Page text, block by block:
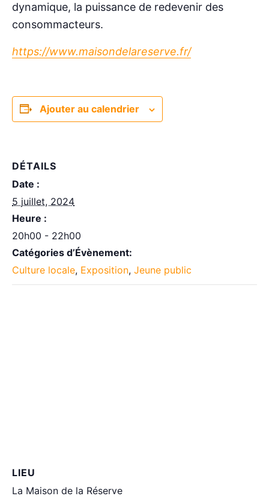
dynamique, la puissance de redevenir des
consommacteurs.
https://www.maisondelareserve.fr/
Ajouter au calendrier
DÉTAILS
Date :
5 juillet, 2024
Heure :
20h00 - 22h00
Catégories d’Évènement:
Culture locale, Exposition, Jeune public
LIEU
La Maison de la Réserve